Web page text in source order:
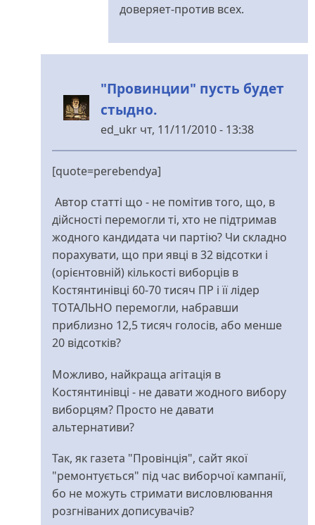
доверяет-против всех.
"Провинции" пусть будет
стыдно.
ed_ukrчт, 11/11/2010 - 13:38
У
відповідь
Цікавий
аналіз
від
perebendya
[quote=perebendya]
Автор статті що - не помітив того, що, в
дійсності перемогли ті, хто не підтримав
жодного кандидата чи партію? Чи складно
порахувати, що при явці в 32 відсотки і
(орієнтовній) кількості виборців в
Костянтинівці 60-70 тисяч ПР і її лідер
ТОТАЛЬНО перемогли, набравши
приблизно 12,5 тисяч голосів, або менше
20 відсотків?
Можливо, найкраща агітація в
Костянтинівці - не давати жодного вибору
виборцям? Просто не давати
альтернативи?
Так, як газета "Провінція", сайт якої
"ремонтується" під час виборчої кампанії,
бо не можуть стримати висловлювання
розгніваних дописувачів?